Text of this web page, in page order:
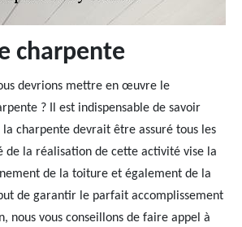
charpente
devrions mettre en œuvre le
? Il est indispensable de savoir
charpente devrait être assuré tous les
de la réalisation de cette activité vise la
de la toiture et également de la
de garantir le parfait accomplissement
nous vous conseillons de faire appel à